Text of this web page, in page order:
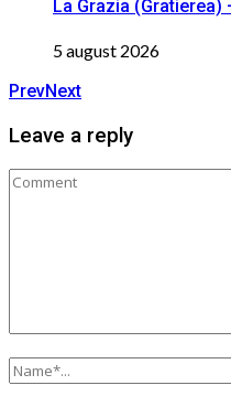
La Grazia
5 august 2026
PrevNext
Leave a reply